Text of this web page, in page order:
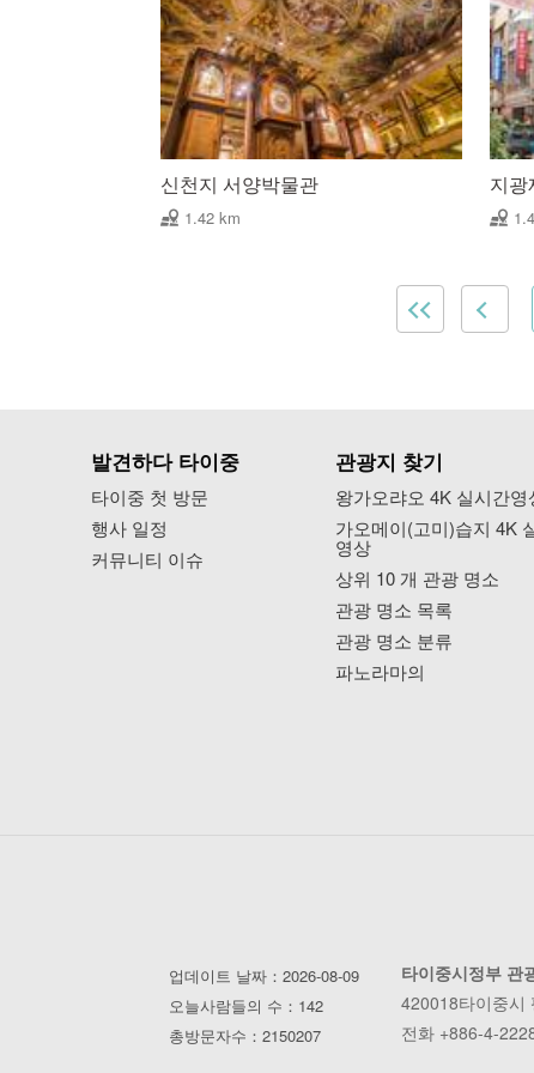
신천지 서양박물관
1.42 km
지광
발견하다 타이중
타이중 첫 방문
행사 일정
커뮤니티 이슈
관광지 찾기
왕가오랴오 4K 실시간영
가오메이(고미)습지 4K
영상
상위 10 개 관광 명소
관광 명소 목록
관광 명소 분류
파노라마의
업데이트 날짜：2026-08-09
오늘사람들의 수：142
총방문자수：2150207
타이중시정부 관
420018타이중시
전화 +886-4-